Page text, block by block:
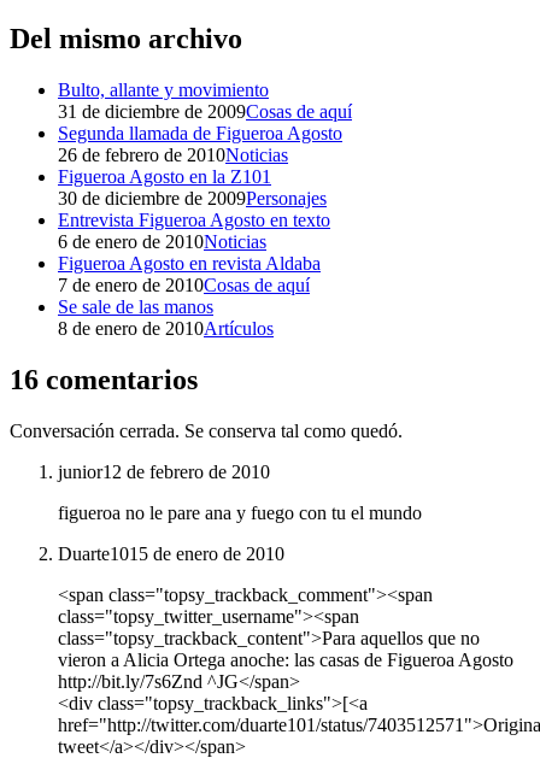
Del mismo archivo
Bulto, allante y movimiento
31 de diciembre de 2009Cosas de aquí
Segunda llamada de Figueroa Agosto
26 de febrero de 2010Noticias
Figueroa Agosto en la Z101
30 de diciembre de 2009Personajes
Entrevista Figueroa Agosto en texto
6 de enero de 2010Noticias
Figueroa Agosto en revista Aldaba
7 de enero de 2010Cosas de aquí
Se sale de las manos
8 de enero de 2010Artículos
16 comentarios
Conversación cerrada. Se conserva tal como quedó.
junior12 de febrero de 2010
figueroa no le pare ana y fuego con tu el mundo
Duarte101 5 de enero de 2010
<span class="topsy_trackback_comment"><span
class="topsy_twitter_username"><span
class="topsy_trackback_content">Para aquellos que no
vieron a Alicia Ortega anoche: las casas de Figueroa Agosto
http://bit.ly/7s6Znd ^JG</span>
<div class="topsy_trackback_links">[<a
href="http://twitter.com/duarte101/status/
tweet</a></div></span>